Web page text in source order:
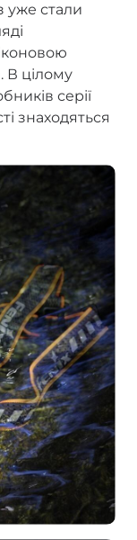
уже стали
В цілому
серії
знаходяться